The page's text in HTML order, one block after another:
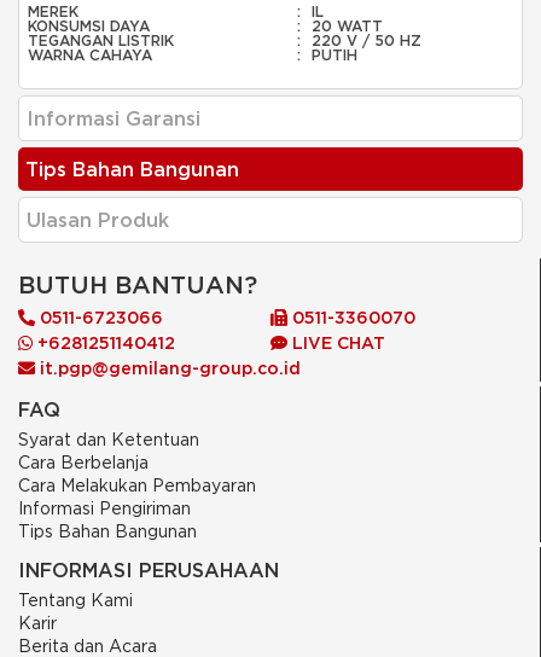
MEREK : IL
KONSUMSI DAYA
:
20 WATT
TEGANGAN LISTRIK
:
220 V / 50 HZ
WARNA CAHAYA
: PUTIH
Informasi Garansi
Tips Bahan Bangunan
Ulasan Produk
BUTUH BANTUAN?
0511-6723066
0511-3360070
+6281251140412
LIVE CHAT
it.pgp@gemilang-group.co.id
FAQ
Syarat dan Ketentuan
Cara Berbelanja
Cara Melakukan Pembayaran
Informasi Pengiriman
Tips Bahan Bangunan
INFORMASI PERUSAHAAN
Tentang Kami
Karir
Berita dan Acara